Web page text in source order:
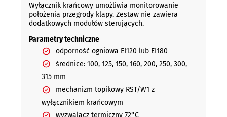
Wyłącznik krańcowy umożliwia monitorowanie
położenia przegrody klapy. Zestaw nie zawiera
dodatkowych modułów sterujących.
Parametry techniczne
odporność ogniowa EI120 lub EI180
średnice: 100, 125, 150, 160, 200, 250, 300,
315 mm
mechanizm topikowy RST/W1 z
wyłącznikiem krańcowym